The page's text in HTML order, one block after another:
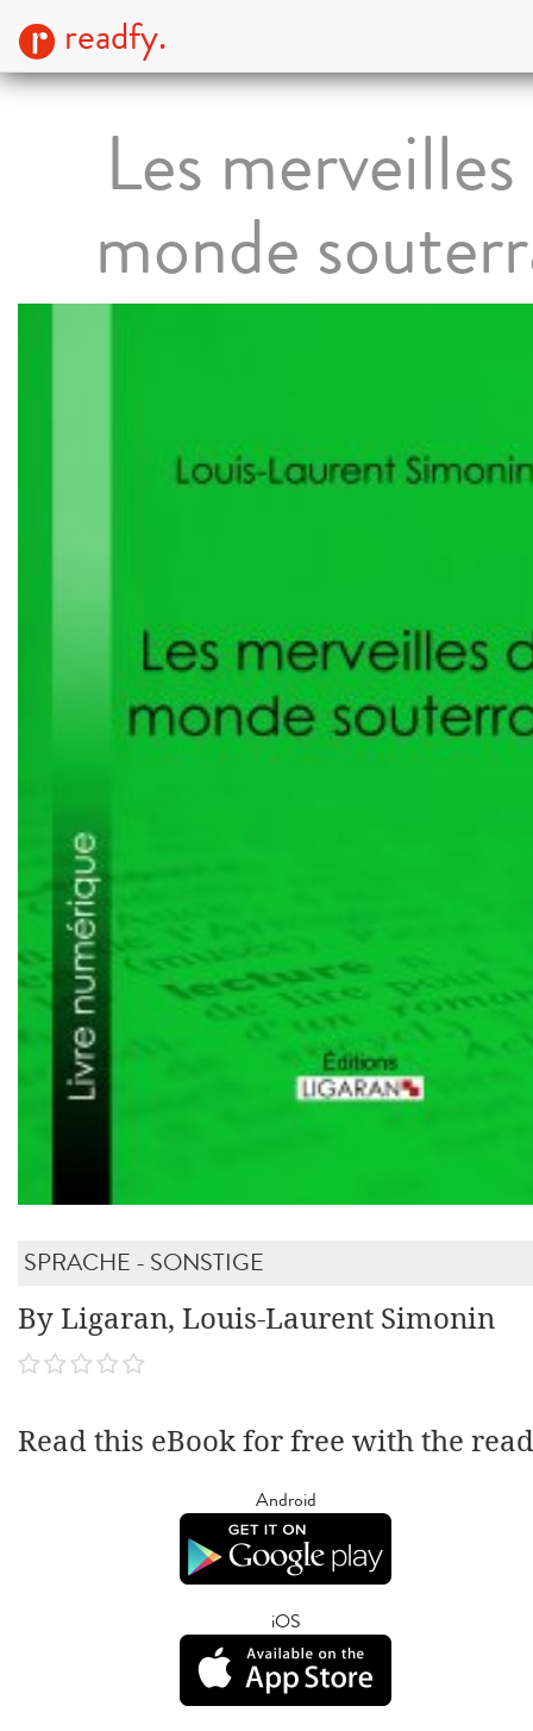
readfy.
Les
monde
SPRACHE - SONSTIGE
By Ligaran, Louis-Laurent Simonin
Read this eBook for free with the
Android
iOS